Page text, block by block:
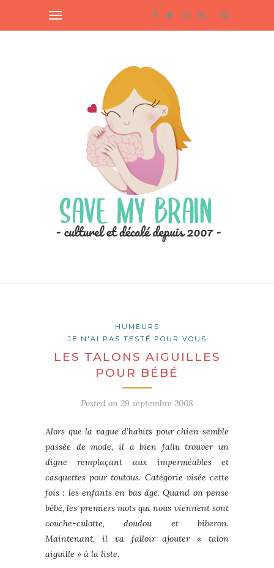
HUMEURS
JE N'AI PAS TESTÉ POUR VOUS
LES TALONS AIGUILLES
POUR BÉBÉ
Posted on 29 septembre 2008
Alors que la vague d’habits pour chien semble
passée de mode, il a bien fallu trouver un
digne remplaçant aux imperméables et
casquettes pour toutous. Catégorie visée cette
fois : les enfants en bas âge. Quand on pense
bébé, les premiers mots qui nous viennent sont
couche-culotte, doudou et biberon.
Maintenant, il va falloir ajouter « talon
aiguille » à la liste.